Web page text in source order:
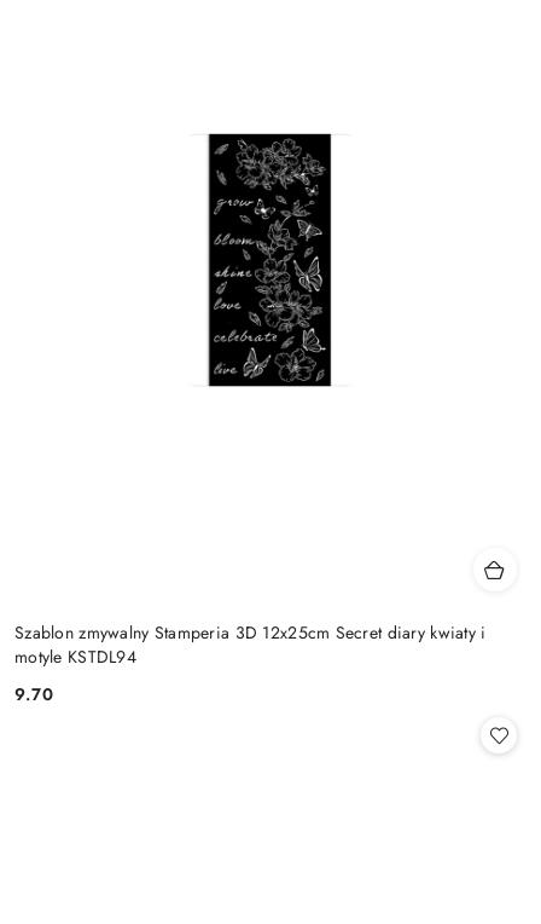
Szablon zmywalny Stamperia 3D 12x25cm Secret diary kwiaty i
motyle KSTDL94
Cena:
9.70